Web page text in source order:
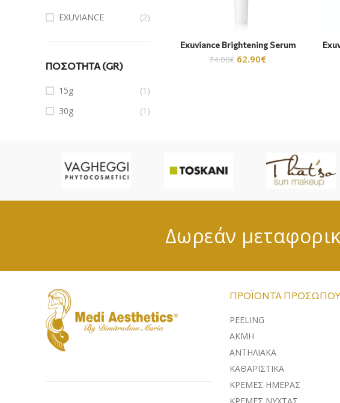
EXUVIANCE (2)
ΠΟΣΌΤΗΤΑ (GR)
15g
(1)
30g
(1)
Exuviance Brightening Serum
74.00€ 62.90€
Δωρεάν
ΠΡΟΪΌΝΤΑ ΠΡΟΣΏΠΟΥ
PEELING
ΑΚΜΗ
ΑΝΤΗΛΙΑΚA
ΚΑΘΑΡΙΣΤΙΚΑ
ΚΡΕΜΕΣ ΗΜΕΡΑΣ